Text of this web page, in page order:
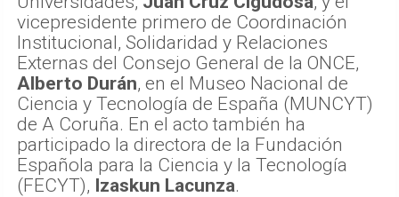
vicepresidente primero de Coordinación
Institucional, Solidaridad y Relaciones
Externas del Consejo General de la ONCE,
Alberto Durán, en el Museo Nacional de
Ciencia y Tecnología de España (MUNCYT)
de A Coruña. En el acto también ha
participado la directora de la Fundación
Española para la Ciencia y la Tecnología
(FECYT), Izaskun Lacunza.